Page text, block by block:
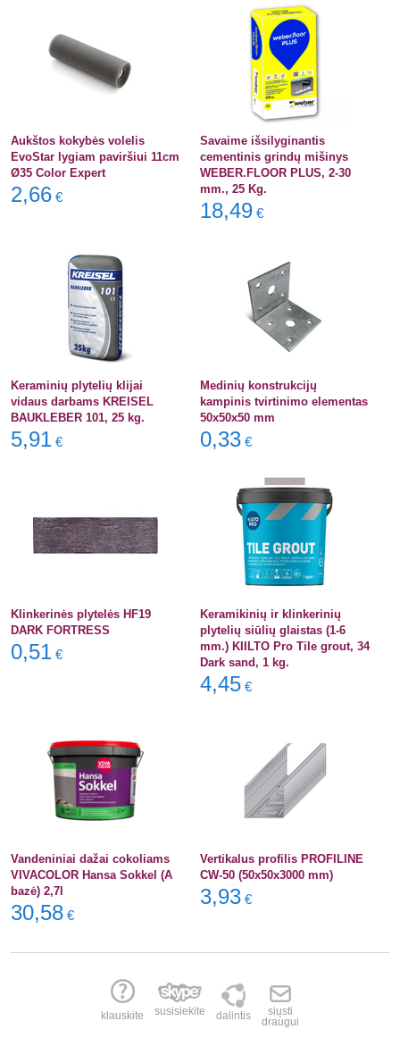
Aukštos kokybės volelis
EvoStar lygiam paviršiui 11cm
Ø35 Color Expert
2,66 €
Savaime išsilyginantis
cementinis grindų mišinys
WEBER.FLOOR PLUS, 2-30
mm., 25 Kg.
18,49 €
Keraminių plytelių klijai
vidaus darbams KREISEL
BAUKLEBER 101, 25 kg.
5,91 €
Medinių konstrukcijų
kampinis tvirtinimo elementas
50x50x50 mm
0,33 €
Klinkerinės plytelės HF19
DARK FORTRESS
0,51 €
Keramikinių ir klinkerinių
plytelių siūlių glaistas (1-6
mm.) KIILTO Pro Tile grout, 34
Dark sand, 1 kg.
4,45 €
Vandeniniai dažai cokoliams
VIVACOLOR Hansa Sokkel (A
bazė) 2,7l
30,58 €
Vertikalus profilis PROFILINE
CW-50 (50x50x3000 mm)
3,93 €
klauskite susisiekite dalintis
siųsti
draugui